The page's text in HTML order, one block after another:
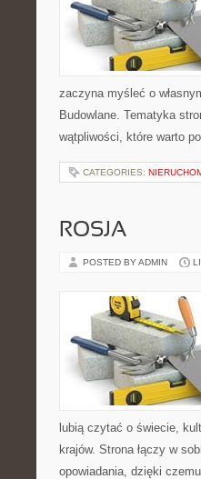
zaczyna myśleć o
Budowlane. Tematyka
wątpliwości, które warto
CATEGORIES:
ROSJA
POSTED BY ADMIN
lubią czytać o świecie,
krajów. Strona łączy w
opowiadania, dzięki